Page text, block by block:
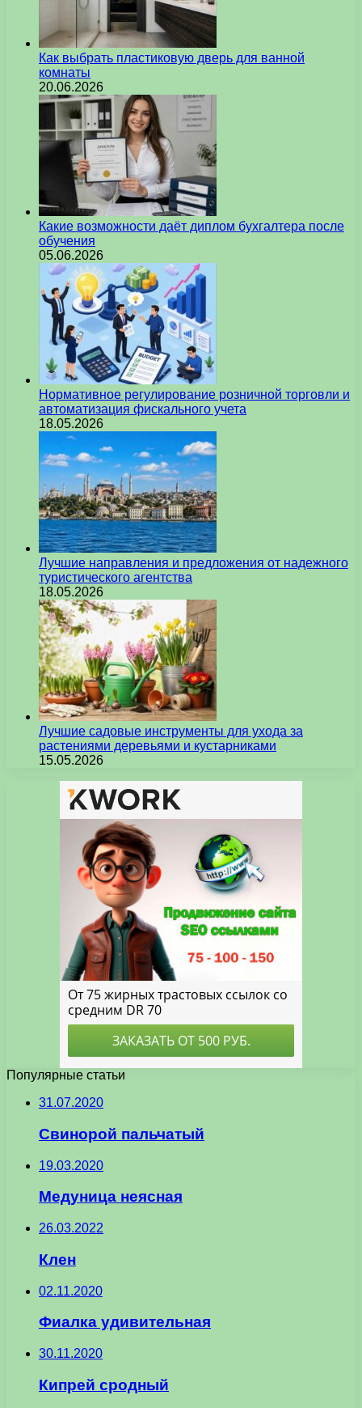
Как выбрать пластиковую дверь для ванной
комнаты
20.06.2026
Какие возможности даёт диплом бухгалтера после
обучения
05.06.2026
Нормативное регулирование розничной торговли и
автоматизация фискального учета
18.05.2026
Лучшие направления и предложения от надежного
туристического агентства
18.05.2026
Лучшие садовые инструменты для ухода за
растениями деревьями и кустарниками
15.05.2026
Популярные статьи
31.07.2020
Свинорой пальчатый
19.03.2020
Медуница неясная
26.03.2022
Клен
02.11.2020
Фиалка удивительная
30.11.2020
Кипрей сродный